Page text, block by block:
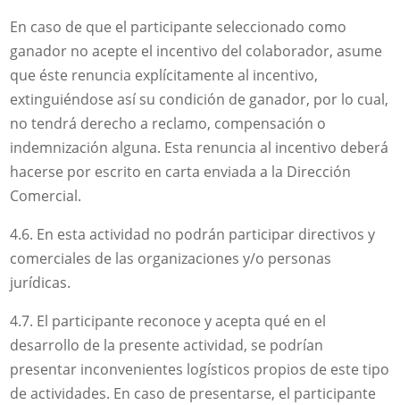
En caso de que el participante seleccionado como
ganador no acepte el incentivo del colaborador, asume
que éste renuncia explícitamente al incentivo,
extinguiéndose así su condición de ganador, por lo cual,
no tendrá derecho a reclamo, compensación o
indemnización alguna. Esta renuncia al incentivo deberá
hacerse por escrito en carta enviada a la Dirección
Comercial.
4.6. En esta actividad no podrán participar directivos y
comerciales de las organizaciones y/o personas
jurídicas.
4.7. El participante reconoce y acepta qué en el
desarrollo de la presente actividad, se podrían
presentar inconvenientes logísticos propios de este tipo
de actividades. En caso de presentarse, el participante